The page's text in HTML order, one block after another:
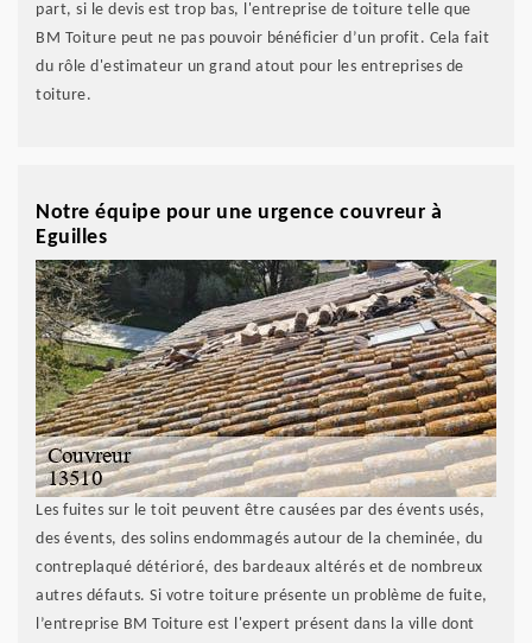
part, si le devis est trop bas, l'entreprise de toiture telle que
BM Toiture peut ne pas pouvoir bénéficier d’un profit. Cela fait
du rôle d'estimateur un grand atout pour les entreprises de
toiture.
Notre équipe pour une urgence couvreur à
Eguilles
Les fuites sur le toit peuvent être causées par des évents usés,
des évents, des solins endommagés autour de la cheminée, du
contreplaqué détérioré, des bardeaux altérés et de nombreux
autres défauts. Si votre toiture présente un problème de fuite,
l’entreprise BM Toiture est l'expert présent dans la ville dont